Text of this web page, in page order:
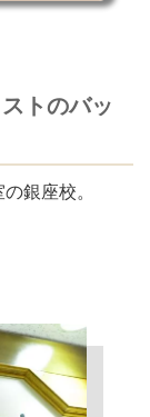
トのバッ
銀座校。